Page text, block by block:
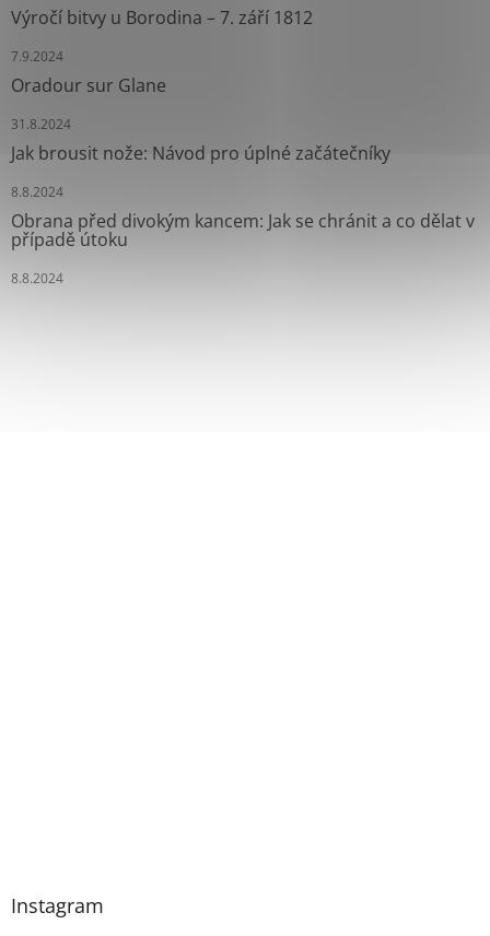
Výročí bitvy u Borodina – 7. září 1812
7.9.2024
Oradour sur Glane
31.8.2024
Jak brousit nože: Návod pro úplné začátečníky
8.8.2024
Obrana před divokým kancem: Jak se chránit a co dělat v
případě útoku
8.8.2024
Instagram